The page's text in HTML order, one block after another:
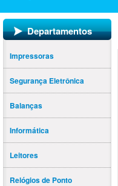
Departamentos
Impressoras
Segurança Eletrônica
Balanças
Informática
Leitores
Relógios de Ponto